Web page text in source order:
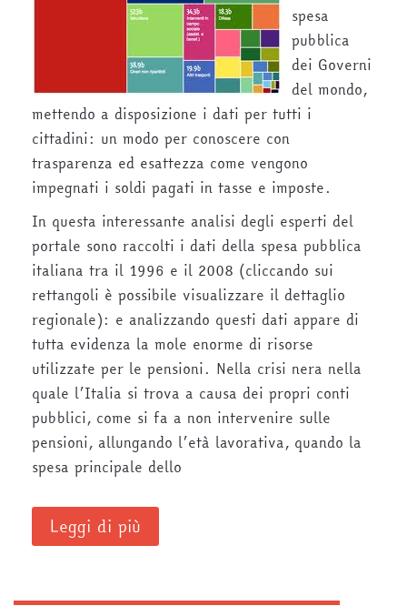
spesa
pubblica
dei Governi
del mondo,
mettendo a disposizione i dati per tutti i
cittadini: un modo per conoscere con
trasparenza ed esattezza come vengono
impegnati i soldi pagati in tasse e imposte.
In questa interessante analisi degli esperti del
portale sono raccolti i dati della spesa pubblica
italiana tra il 1996 e il 2008 (cliccando sui
rettangoli è possibile visualizzare il dettaglio
regionale): e analizzando questi dati appare di
tutta evidenza la mole enorme di risorse
utilizzate per le pensioni. Nella crisi nera nella
quale l’Italia si trova a causa dei propri conti
pubblici, come si fa a non intervenire sulle
pensioni, allungando l’età lavorativa, quando la
spesa principale dello
Leggi di più